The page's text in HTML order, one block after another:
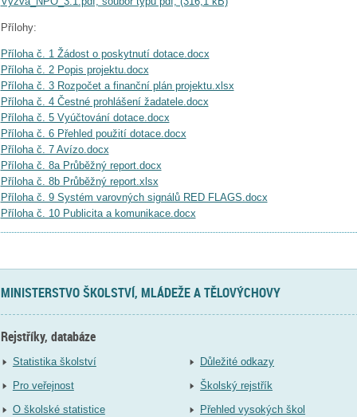
Přílohy:
Příloha č. 1 Žádost o poskytnutí dotace.docx
Příloha č. 2 Popis projektu.docx
Příloha č. 3 Rozpočet a finanční plán projektu.xlsx
Příloha č. 4 Čestné prohlášení žadatele.docx
Příloha č. 5 Vyúčtování dotace.docx
Příloha č. 6 Přehled použití dotace.docx
Příloha č. 7 Avízo.docx
Příloha č. 8a Průběžný report.docx
Příloha č. 8b Průběžný report.xlsx
Příloha č. 9 Systém varovných signálů RED FLAGS.docx
Příloha č. 10 Publicita a komunikace.docx
MINISTERSTVO ŠKOLSTVÍ, MLÁDEŽE A TĚLOVÝCHOVY
Rejstříky, databáze
Statistika školství
Pro veřejnost
O školské statistice
Důležité odkazy
Školský rejstřík
Přehled vysokých škol